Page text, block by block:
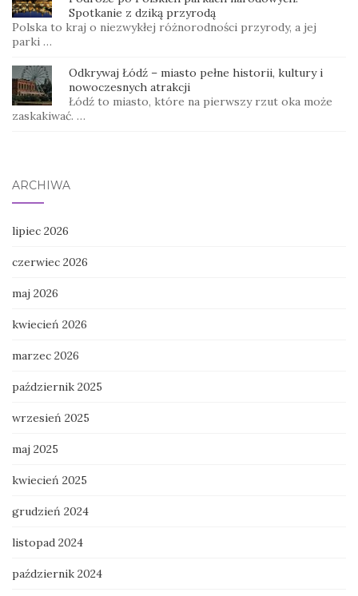
Spotkanie z dziką przyrodą
Polska to kraj o niezwykłej różnorodności przyrody, a jej
parki …
Odkrywaj Łódź – miasto pełne historii, kultury i
nowoczesnych atrakcji
Łódź to miasto, które na pierwszy rzut oka może
zaskakiwać. …
ARCHIWA
lipiec 2026
czerwiec 2026
maj 2026
kwiecień 2026
marzec 2026
październik 2025
wrzesień 2025
maj 2025
kwiecień 2025
grudzień 2024
listopad 2024
październik 2024